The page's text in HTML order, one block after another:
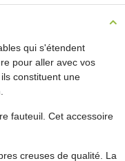
qui s'étendent
pour aller avec vos
constituent une
fauteuil. Cet accessoire
creuses de qualité. La